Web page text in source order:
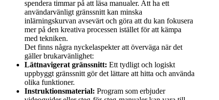
spendera timmar på att läsa manualer. Att ha ett
användarvänligt gränssnitt kan minska
inlärningskurvan avsevärt och göra att du kan fokusera
mer på den kreativa processen istället för att kämpa
med tekniken.
Det finns några nyckelaspekter att överväga när det
gäller brukarvänlighet:
Lättnavigerat gränssnitt: Ett tydligt och logiskt
uppbyggt gränssnitt gör det lättare att hitta och använda
olika funktioner.
Instruktionsmaterial: Program som erbjuder